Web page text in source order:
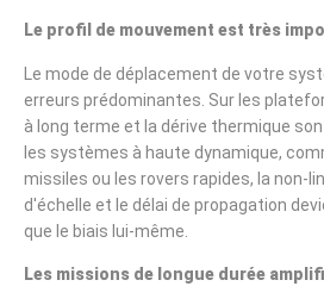
Le profil de mouvement est très
Le mode de déplacement de votre
erreurs prédominantes. Sur les
à long terme et la dérive thermique
les systèmes à haute dynamique,
missiles ou les rovers rapides, la non-
d'échelle et le délai de propagation
que le biais lui-même.
Les missions de longue durée